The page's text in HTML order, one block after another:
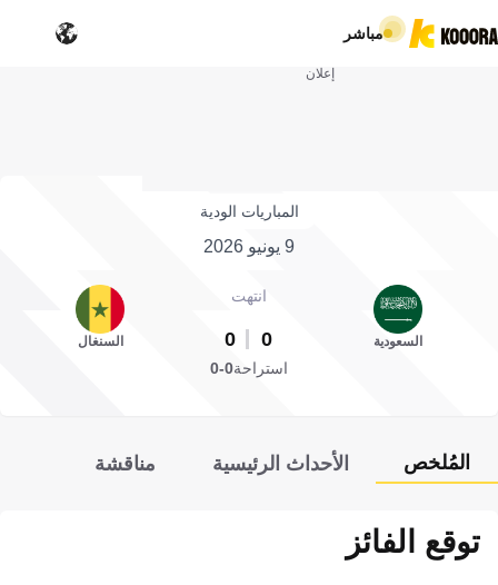
مباشر
إعلان
المباريات الودية
9 يونيو 2026
السعودية
انتهت
0
0 السنغال
استراحة0-0
المُلخص الأحداث الرئيسية مناقشة
توقع الفائز